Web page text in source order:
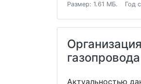
Размер: 1.61 МБ. Год
Актуальностью